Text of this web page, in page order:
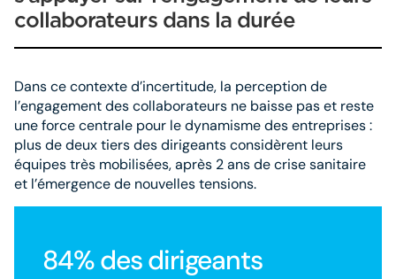
collaborateurs dans la durée
Dans ce contexte d’incertitude, la perception de
l’engagement des collaborateurs ne baisse pas et reste
une force centrale pour le dynamisme des entreprises :
plus de deux tiers des dirigeants considèrent leurs
équipes très mobilisées, après 2 ans de crise sanitaire
et l’émergence de nouvelles tensions.
84% des dirigeants